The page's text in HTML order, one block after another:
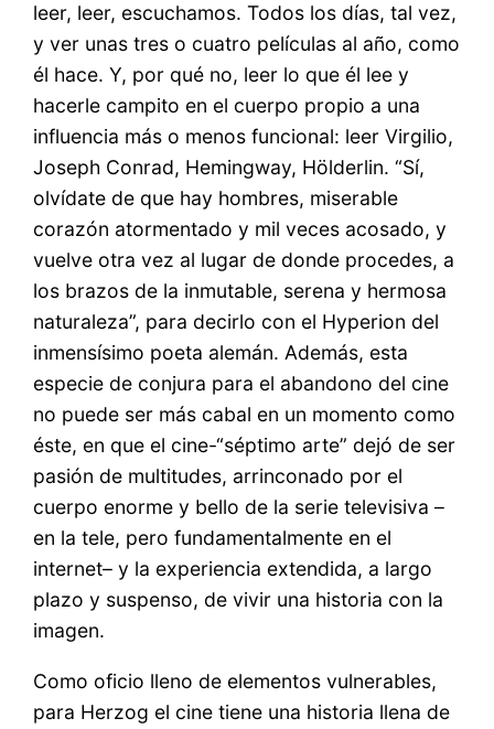
leer, leer, escuchamos. Todos los días, tal vez,
y ver unas tres o cuatro películas al año, como
él hace. Y, por qué no, leer lo que él lee y
hacerle campito en el cuerpo propio a una
influencia más o menos funcional: leer Virgilio,
Joseph Conrad, Hemingway, Hölderlin. “Sí,
olvídate de que hay hombres, miserable
corazón atormentado y mil veces acosado, y
vuelve otra vez al lugar de donde procedes, a
los brazos de la inmutable, serena y hermosa
naturaleza”, para decirlo con el Hyperion del
inmensísimo poeta alemán. Además, esta
especie de conjura para el abandono del cine
no puede ser más cabal en un momento como
éste, en que el cine-“séptimo arte” dejó de ser
pasión de multitudes, arrinconado por el
cuerpo enorme y bello de la serie televisiva –
en la tele, pero fundamentalmente en el
internet– y la experiencia extendida, a largo
plazo y suspenso, de vivir una historia con la
imagen.
Como oficio lleno de elementos vulnerables,
para Herzog el cine tiene una historia llena de